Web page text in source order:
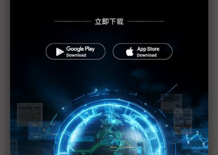
美軍核污處理部隊分批赴日 助防範核災擴大
1號機核心恐損毀70% IAEA：日本核電廠情況仍非
日本震災加劇亞洲通膨